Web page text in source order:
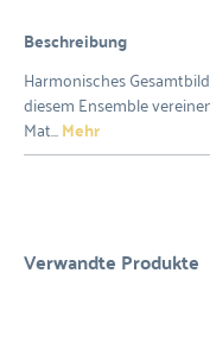
Beschreibung
Harmonisches
diesem Ensemble
Mat…Mehr
Verwandte Produkte